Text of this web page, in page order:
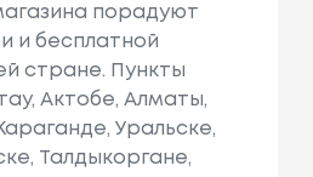
порадуют
и бесплатной
стране. Пункты
Актобе, Алматы,
Уральске,
Талдыкоргане,